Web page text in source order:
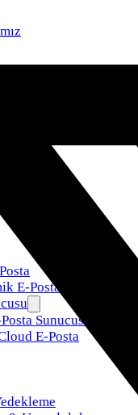
E-Posta
Sunucusu
E-Posta